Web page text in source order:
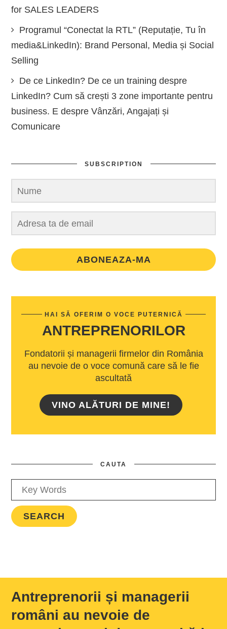
for SALES LEADERS
Programul “Conectat la RTL” (Reputație, Tu în
media&LinkedIn): Brand Personal, Media și Social
Selling
De ce LinkedIn? De ce un training despre
LinkedIn? Cum să crești 3 zone importante pentru
business. E despre Vânzări, Angajați și
Comunicare
SUBSCRIPTION
ABONEAZA-MA
HAI SĂ OFERIM O VOCE PUTERNICĂ
ANTREPRENORILOR
Fondatorii și managerii firmelor din România
au nevoie de o voce comună care să le fie
ascultată
VINO ALĂTURI DE MINE!
CAUTA
Antreprenorii și managerii
români au nevoie de